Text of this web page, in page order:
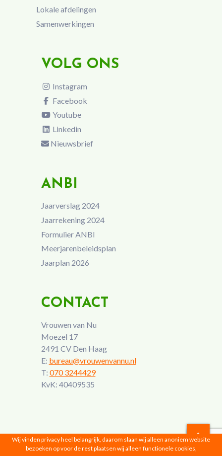
Lokale afdelingen
Samenwerkingen
VOLG ONS
Instagram
Facebook
Youtube
Linkedin
Nieuwsbrief
ANBI
Jaarverslag 2024
Jaarrekening 2024
Formulier ANBI
Meerjarenbeleidsplan
Jaarplan 2026
CONTACT
Vrouwen van Nu
Moezel 17
2491 CV Den Haag
E: bureau@vrouwenvannu.nl
T: 070 3244429
KvK: 40409535
Vrouwen van Nu © 2026 |Privacyverklaring
Wij vinden privacy heel belangrijk, daarom slaan wij alleen anoniem website
bezoeken op voor de rest plaatsen wij alleen functionele cookies,